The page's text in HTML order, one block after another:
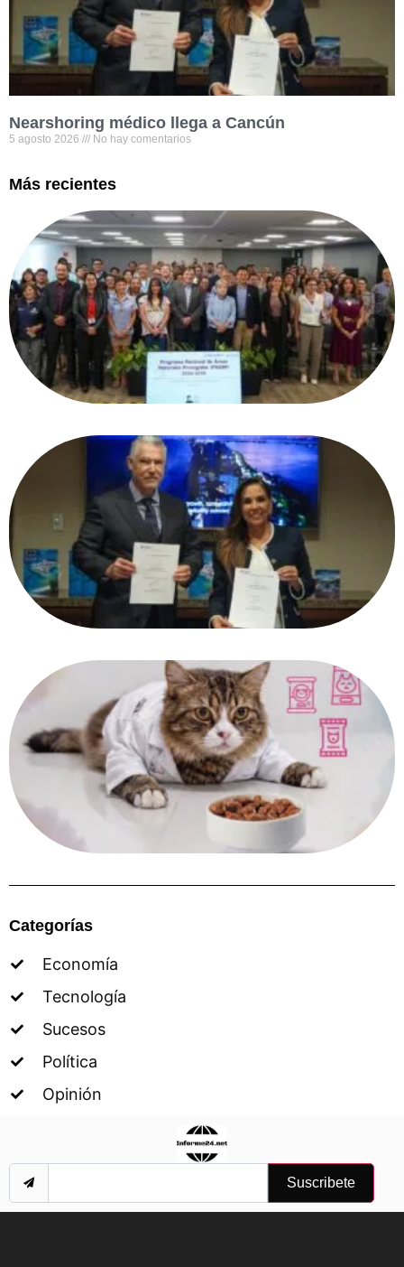
Nearshoring médico llega a Cancún
5 agosto 2026 No hay comentarios
Más recientes
Categorías
Economía
Tecnología
Sucesos
Política
Opinión
Suscribete